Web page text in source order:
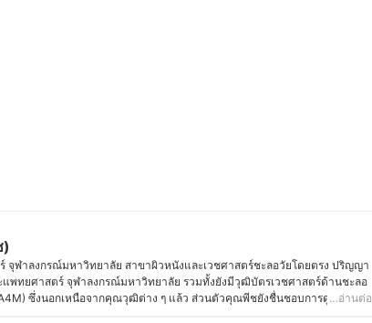
ฬาลงกรณ์มหาวิทยาลัย สาขาผิวหนังและเวชศาสตร์ชะลอวัยโดยตรง ปริญญา
พทยศาสตร์ จุฬาลงกรณ์มหาวิทยาลัย รวมทั้งยังมีวุฒิบัตรเวชศาสตร์ด้านชะลอ
ซึ่งนอกเหนือจากคุณวุฒิต่าง ๆ แล้ว ส่วนตัวคุณพีชยังชื่นชอบการดูแลตัว
…อ่านต่อ